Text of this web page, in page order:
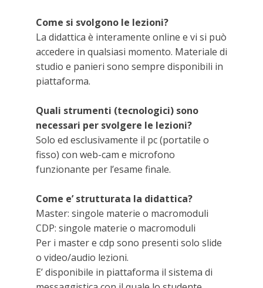
Come si svolgono le lezioni?
La didattica è interamente online e vi si può
accedere in qualsiasi momento. Materiale di
studio e panieri sono sempre disponibili in
piattaforma.
Quali strumenti (tecnologici) sono
necessari per svolgere le lezioni?
Solo ed esclusivamente il pc (portatile o
fisso) con web-cam e microfono
funzionante per l’esame finale.
Come e’ strutturata la didattica?
Master: singole materie o macromoduli
CDP: singole materie o macromoduli
Per i master e cdp sono presenti solo slide
o video/audio lezioni.
E’ disponibile in piattaforma il sistema di